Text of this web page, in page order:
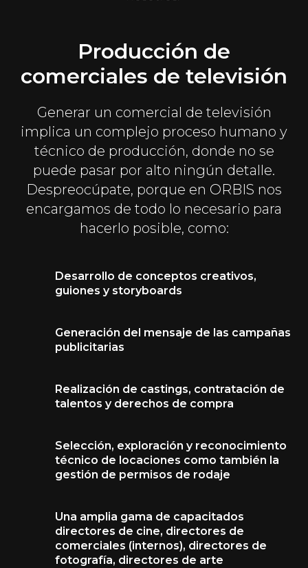
Producción de
comerciales de televisión
Generar un comercial de televisión
implica un complejo proceso humano y
técnico de producción, donde no se
puede pasar por alto ningún detalle.
Despreocúpate, porque en ORBIS nos
encargamos de todo lo necesario para
hacerlo posible, como:
Desarrollo de conceptos creativos,
guiones y storyboards
Generación del mensaje de las campañas
publicitarias
Realización de castings, contratación de
talentos y derechos de compra
Selección, exploración y reconocimiento
técnico de locaciones como también la
gestión de permisos de rodaje
Una amplia gama de capacitados
directores de cine, directores de
comerciales (internos), directores de
fotografía, directores de arte